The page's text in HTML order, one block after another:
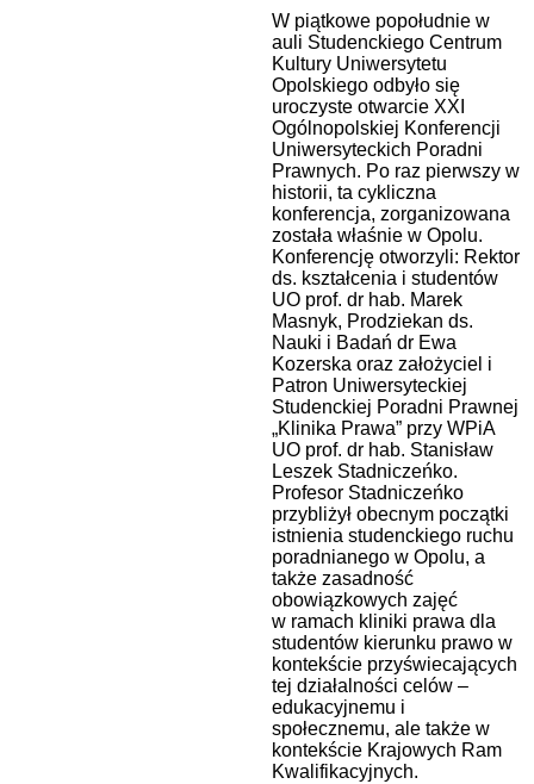
W piątkowe popołudnie w
auli Studenckiego Centrum
Kultury Uniwersytetu
Opolskiego odbyło się
uroczyste otwarcie XXI
Ogólnopolskiej Konferencji
Uniwersyteckich Poradni
Prawnych. Po raz pierwszy w
historii, ta cykliczna
konferencja, zorganizowana
została właśnie w Opolu.
Konferencję otworzyli: Rektor
ds. kształcenia i studentów
UO prof. dr hab. Marek
Masnyk, Prodziekan ds.
Nauki i Badań dr Ewa
Kozerska oraz założyciel i
Patron Uniwersyteckiej
Studenckiej Poradni Prawnej
„Klinika Prawa” przy WPiA
UO prof. dr hab. Stanisław
Leszek Stadniczeńko.
Profesor Stadniczeńko
przybliżył obecnym początki
istnienia studenckiego ruchu
poradnianego w Opolu, a
także zasadność
obowiązkowych zajęć
w ramach kliniki prawa dla
studentów kierunku prawo w
kontekście przyświecających
tej działalności celów –
edukacyjnemu i
społecznemu, ale także w
kontekście Krajowych Ram
Kwalifikacyjnych.